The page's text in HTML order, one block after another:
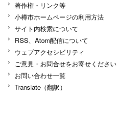
著作権・リンク等
小樽市ホームページの利用方法
サイト内検索について
RSS、Atom配信について
ウェブアクセシビリティ
ご意見・お問合せをお寄せください
お問い合わせ一覧
Translate（翻訳）